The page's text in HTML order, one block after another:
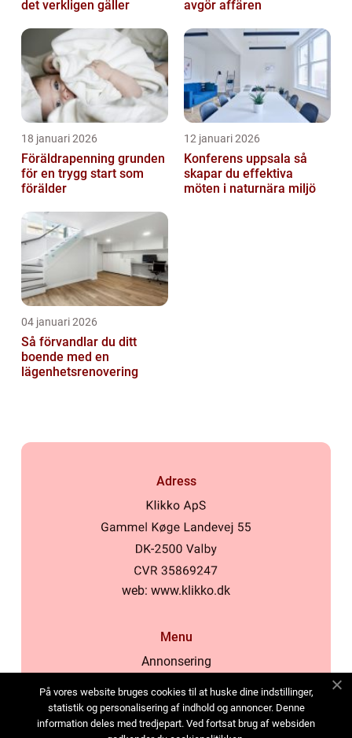
det verkligen gäller
avgör affären
18 januari 2026
Föräldrapenning grunden
för en trygg start som
förälder
12 januari 2026
Konferens uppsala så
skapar du effektiva
möten i naturnära miljö
04 januari 2026
Så förvandlar du ditt
boende med en
lägenhetsrenovering
Adress
web: www.klikko.dk
Menu
Annonsering
Cookies
Kontakta oss
På vores website bruges cookies til at huske dine indstillinger,
statistik og personalisering af indhold og annoncer. Denne
information deles med tredjepart. Ved fortsat brug af websiden